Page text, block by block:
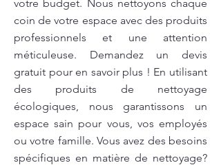
votre budget. Nous nettoyons chaque
coin de votre espace avec des produits
professionnels et une attention
méticuleuse. Demandez un devis
gratuit pour en savoir plus ! En utilisant
des produits de nettoyage
écologiques, nous garantissons un
espace sain pour vous, vos employés
ou votre famille. Vous avez des besoins
spécifiques en matière de nettoyage?